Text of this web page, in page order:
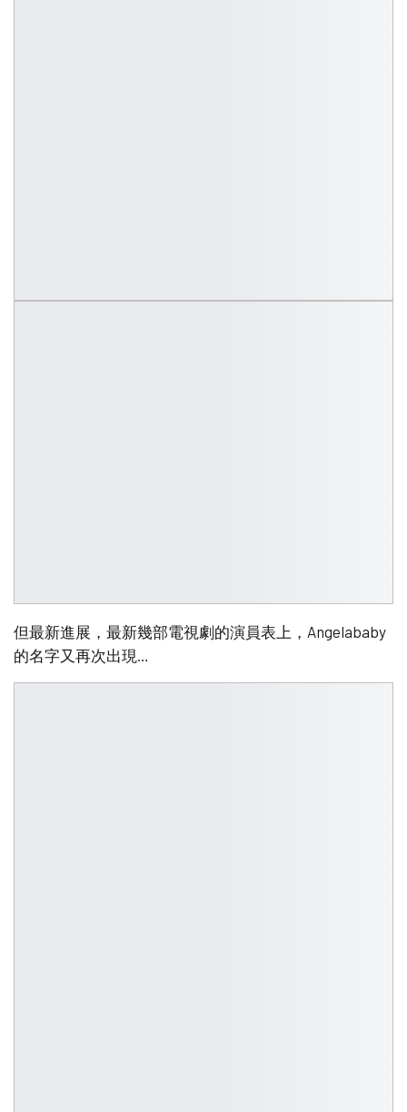
但最新進展，最新幾部電視劇的演員表上，Angelababy
的名字又再次出現…